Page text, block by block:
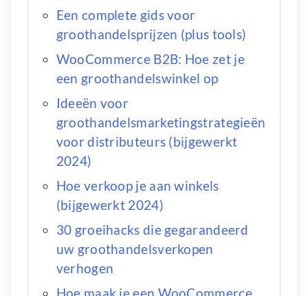
Een complete gids voor
groothandelsprijzen (plus tools)
WooCommerce B2B: Hoe zet je
een groothandelswinkel op
Ideeën voor
groothandelsmarketingstrategieën
voor distributeurs (bijgewerkt
2024)
Hoe verkoop je aan winkels
(bijgewerkt 2024)
30 groeihacks die gegarandeerd
uw groothandelsverkopen
verhogen